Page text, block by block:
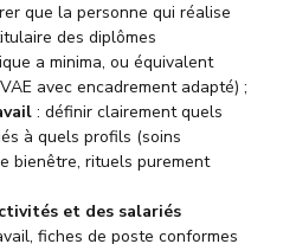
que la personne qui réalise
des diplômes
a minima, ou équivalent
avec encadrement adapté) ;
: définir clairement quels
à quels profils (soins
bienêtre, rituels purement
et des salariés
fiches de poste conformes